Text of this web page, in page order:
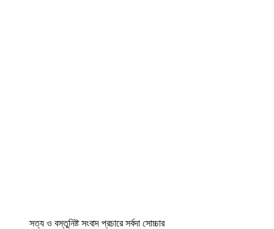
সত্য ও বস্তুনিষ্ট সংবাদ প্রচারে সর্বদা সোচ্চার